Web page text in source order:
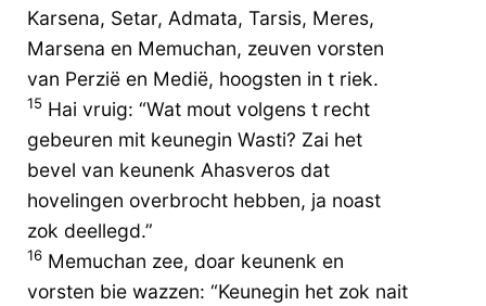
Karsena, Setar, Admata, Tarsis, Meres,
Marsena en Memuchan, zeuven vorsten
van Perzië en Medië, hoogsten in t riek.
15 Hai vruig: “Wat mout volgens t recht
gebeuren mit keunegin Wasti? Zai het
bevel van keunenk Ahasveros dat
hovelingen overbrocht hebben, ja noast
zok deellegd.”
16 Memuchan zee, doar keunenk en
vorsten bie wazzen: “Keunegin het zok nait